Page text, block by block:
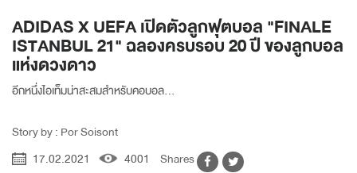
ADIDAS X UEFA เปิดตัวลูกฟุตบอล "FINALE
ISTANBUL 21" ฉลองครบรอบ 20 ปี ของลูกบอล
แห่งดวงดาว
อีกหนึ่งไอเท็มน่าสะสมสำหรับคอบอล...
Story by : Por Soisont
17.02.2021
4001 Shares